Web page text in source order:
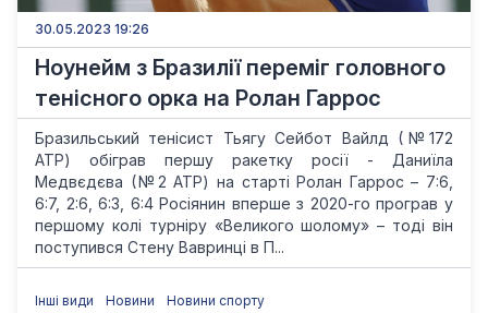
30.05.2023 19:26
Ноунейм з Бразилії переміг головного
тенісного орка на Ролан Гаррос
Бразильський тенісист Тьягу Сейбот Вайлд (№172
ATP) обіграв першу ракетку росії - Даниїла
Медвєдєва (№2 ATP) на старті Ролан Гаррос – 7:6,
6:7, 2:6, 6:3, 6:4 Росіянин вперше з 2020-го програв у
першому колі турніру «Великого шолому» – тоді він
поступився Стену Вавринці в П...
Інші види Новини Новини спорту